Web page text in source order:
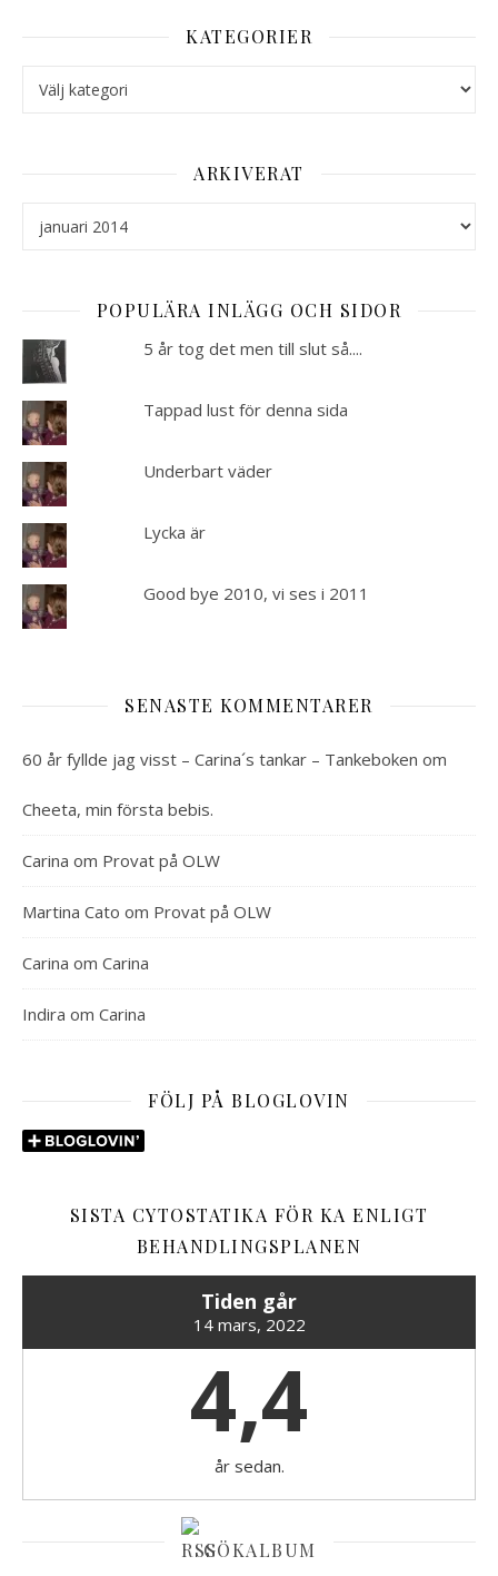
KATEGORIER
ARKIVERAT
POPULÄRA INLÄGG OCH SIDOR
5 år tog det men till slut så....
Tappad lust för denna sida
Underbart väder
Lycka är
Good bye 2010, vi ses i 2011
SENASTE KOMMENTARER
60 år fyllde jag visst – Carina´s tankar – Tankeboken om
Cheeta, min första bebis.
Carina om Provat på OLW
Martina Cato om Provat på OLW
Carina om Carina
Indira om Carina
FÖLJ PÅ BLOGLOVIN
SISTA CYTOSTATIKA FÖR KA ENLIGT
BEHANDLINGSPLANEN
Tiden går
14 mars, 2022
4,4
år sedan.
GÖKALBUM